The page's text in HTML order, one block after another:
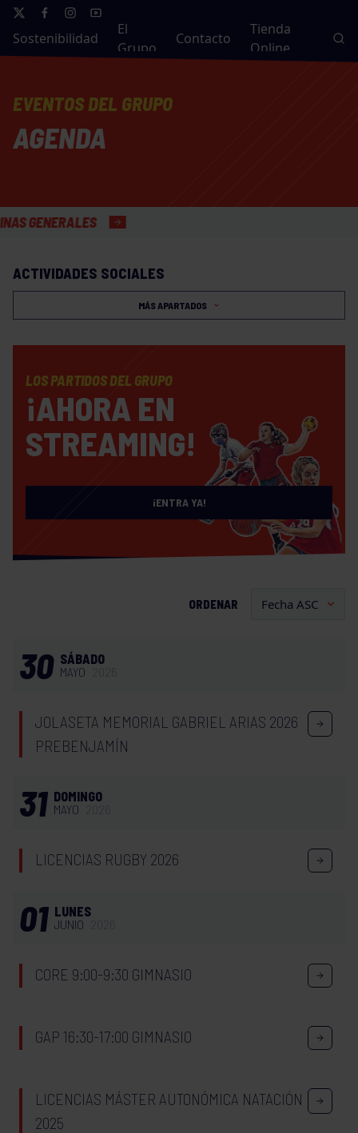
Sostenibilidad
El
Grupo
Contacto
Tienda
Online
EVENTOS DEL GRUPO
AGENDA
ACTIVIDADES SOCIALES
MÁS APARTADOS
LOS PARTIDOS DEL GRUPO
¡AHORA EN
STREAMING!
¡ENTRA YA!
ORDENAR
30 SÁBADO
MAYO
JOLASETA MEMORIAL GABRIEL ARIAS 2026
PREBENJAMÍN
31 DOMINGO
MAYO
LICENCIAS RUGBY 2026
01 LUNES
JUNIO
CORE 9:00-9:30 GIMNASIO
GAP 16:30-17:00 GIMNASIO
LICENCIAS MÁSTER AUTONÓMICA NATACIÓN
2025